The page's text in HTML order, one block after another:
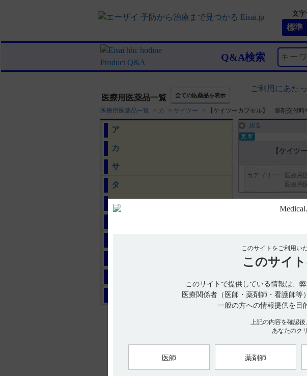
文字
Q&A検索
医療用医薬品一覧 全ての医薬品を表示
ご利用にあた
医療用医薬品一覧 > カ > ケイツー > 【ケイツーカプセル】 薬剤交付
ア
カ
サ
タ
ナ
このサイトをご利用い
このサイ
このサイトで提供している情報は、
医療関係者（医師・薬剤師・看護師等
一般の方への情報提供を目
上記の内容を確認
あなたのク
医師 薬剤師
戻る
【ケイツ
カテゴリー : 医療用
医療用
回答
14．適用上の注意
14．1薬剤交付時の
14．1．1PTP包装
用1）
20．取扱い上の注意
【引用】
1）ケイツーカプセ
1．1